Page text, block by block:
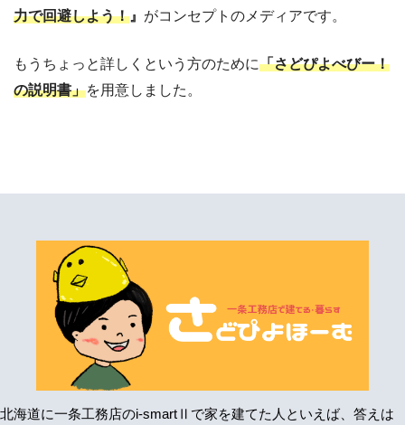
力で回避しよう！ 』 がコンセプトのメディアです。
もうちょっと詳しくという方のために「さどぴよべびー！
の説明書」を用意しました。
北海道に一条工務店のi-smartⅡで家を建てた人といえば、答えは